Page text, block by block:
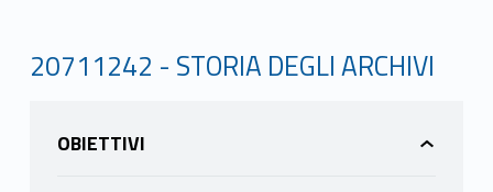
20711242 - STORIA DEGLI ARCHIVI
OBIETTIVI